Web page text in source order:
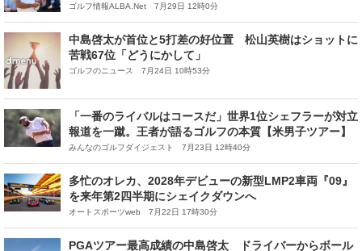
ゴルフ情報ALBA.Net 7月29日 12時0分
中島啓太が首位と5打差の好位置 松山英樹はショットに
苦戦67位「どうにかして」
ゴルフのニュース 7月24日 10時53分
「一番のライバルはコースだ」世界1位シェフラーが対立
報道を一蹴。王者が語るゴルフの本質【米男子ツアー】
みんなのゴルフダイジェスト 7月23日 12時40分
多忙のオレカ、2028年デビューの新型LMP2車両『09』
を来年第2四半期にシェイクダウンへ
オートスポーツweb 7月22日 17時30分
PGAツアー最高成績の中島啓太 ドライバーからボール